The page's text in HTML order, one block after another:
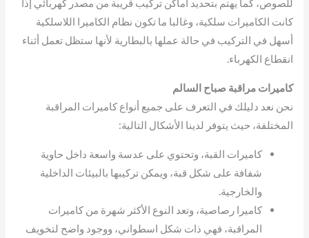
للصوص، كما يهتم بتحديد أماكن تركيب قريبة من مصدر كهربائي إذا
كانت الكاميرات سلكية، وغالبا ما تكون نظام الكاميرا اللاسلكية
أسهل في التركيب في حالة عملها بالبطارية لأنها ستظل تعمل أثناء
انقطاع الكهرباء.
كاميرات مراقبة صباح السالم
نحن نعد دليلك في التعرف على جميع أنواع كاميرات المراقبة
المختلفة، حيث يتوفر لدينا الأشكال التالية:
كاميرات القبة، وتحتوي على عدسة واسعة داخل حاوية
شفافة على شكل قبة، ويمكن تركيبها بالبيئات الداخلية
والخارجية.
كاميرا رصاصية، وتعد النوع الأكثر شهرة من كاميرات
المراقبة، فهي ذات شكل اسطواني، ووجود واضح لتخويف